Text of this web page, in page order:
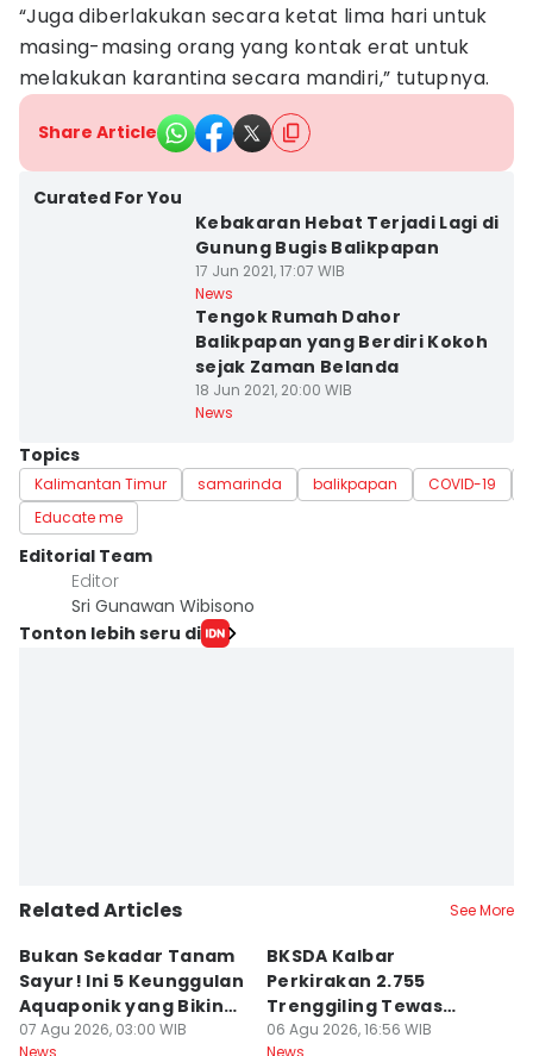
“Juga diberlakukan secara ketat lima hari untuk
masing-masing orang yang kontak erat untuk
melakukan karantina secara mandiri,” tutupnya.
Share Article
Curated For You
Kebakaran Hebat Terjadi Lagi di
Gunung Bugis Balikpapan
17 Jun 2021, 17:07 WIB
News
Tengok Rumah Dahor
Balikpapan yang Berdiri Kokoh
sejak Zaman Belanda
18 Jun 2021, 20:00 WIB
News
Topics
Kalimantan Timur samarinda balikpapan COVID-19
Educate me
Editorial Team
Editor
Sri Gunawan Wibisono
Tonton lebih seru di
Related Articles See More
Bukan Sekadar Tanam
Sayur! Ini 5 Keunggulan
Aquaponik yang Bikin
Takjub
07 Agu 2026, 03:00 WIB
News
BKSDA Kalbar
Perkirakan 2.755
Trenggiling Tewas
untuk Dapat 551 Kg Sisik
06 Agu 2026, 16:56 WIB
News